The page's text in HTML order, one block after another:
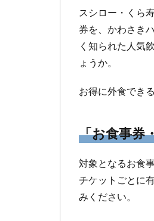
スシロー・くら
券を、かわさき
く知られた人気
ょうか。
お得に外食でき
「お食事券
対象となるお食
チケットごとに
みください。